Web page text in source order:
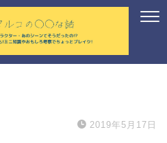
2019年5月17日